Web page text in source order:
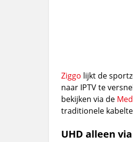
Ziggo lijkt de
naar IPTV te
bekijken via de
traditionele
UHD alleen